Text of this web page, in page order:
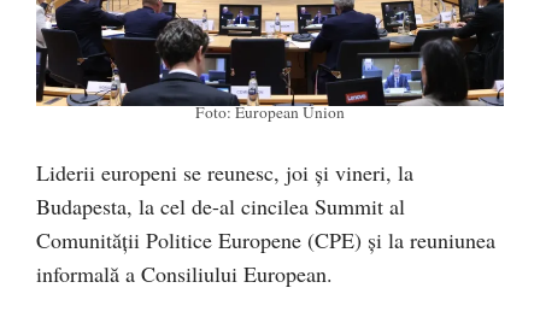
Foto: European Union
Liderii europeni se reunesc, joi și vineri, la
Budapesta, la cel de-al cincilea Summit al
Comunității Politice Europene (CPE) şi la reuniunea
informală a Consiliului European.